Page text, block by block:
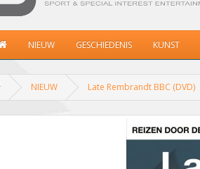
NIEUW GESCHIEDENIS KUNST
NIEUW Late Rembrandt BBC (DVD)